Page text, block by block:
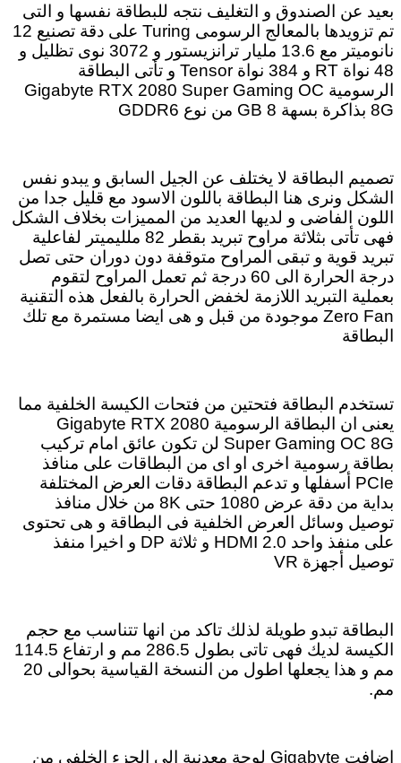
بعيد عن الصندوق و التغليف نتجه للبطاقة نفسها و التى
تم تزويدها بالمعالج الرسومى Turing على دقة تصنيع 12
نانوميتر مع 13.6 مليار ترانزيستور و 3072 نوى تظليل و
48 نواة RT و 384 نواة Tensor و تأتى البطاقة
الرسومية Gigabyte RTX 2080 Super Gaming OC
8G بذاكرة بسهة 8 GB من نوع GDDR6
تصميم البطاقة لا يختلف عن الجيل السابق و يبدو نفس
الشكل ونرى هنا البطاقة باللون الاسود مع قليل جدا من
اللون الفاضى و لديها العديد من المميزات بخلاف الشكل
فهى تأتى بثلاثة مراوح تبريد بقطر 82 ملليميتر لفاعلية
تبريد قوية و تبقى المراوح متوقفة دون دوران حتى تصل
درجة الحرارة الى 60 درجة ثم تعمل المراوح لتقوم
بعملية التبريد اللازمة لخفض الحرارة بالفعل هذه التقنية
Zero Fan موجودة من قبل و هى ايضا مستمرة مع تلك
البطاقة
تستخدم البطاقة فتحتين من فتحات الكيسة الخلفية مما
يعنى ان البطاقة الرسومية Gigabyte RTX 2080
Super Gaming OC 8G لن تكون عائق امام تركيب
بطاقة رسومية اخرى او اى من البطاقات على منافذ
PCIe أسفلها و تدعم البطاقة دقات العرض المختلفة
بداية من دقة عرض 1080 حتى 8K من خلال منافذ
توصيل وسائل العرض الخلفية فى البطاقة و هى تحتوى
على منفذ واحد HDMI 2.0 و ثلاثة DP و اخيرا منفذ
توصيل أجهزة VR
البطاقة تبدو طويلة لذلك تاكد من انها تتناسب مع حجم
الكيسة لديك فهى تاتى بطول 286.5 مم و ارتفاع 114.5
مم و هذا يجعلها اطول من النسخة القياسية بحوالى 20
مم.
اضافت Gigabyte لوحة معدنية الى الجزء الخلفى من